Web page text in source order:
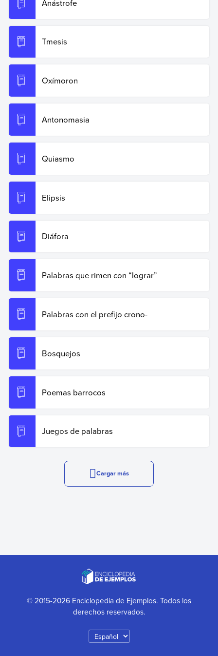
Copiar cita
Anástrofe
Tmesis
Oxímoron
Antonomasia
Quiasmo
Elipsis
Diáfora
Palabras que rimen con “lograr”
Palabras con el prefijo crono-
Bosquejos
Poemas barrocos
Juegos de palabras
Cargar más
© 2015-2026 Enciclopedia de Ejemplos. Todos los
derechos reservados.